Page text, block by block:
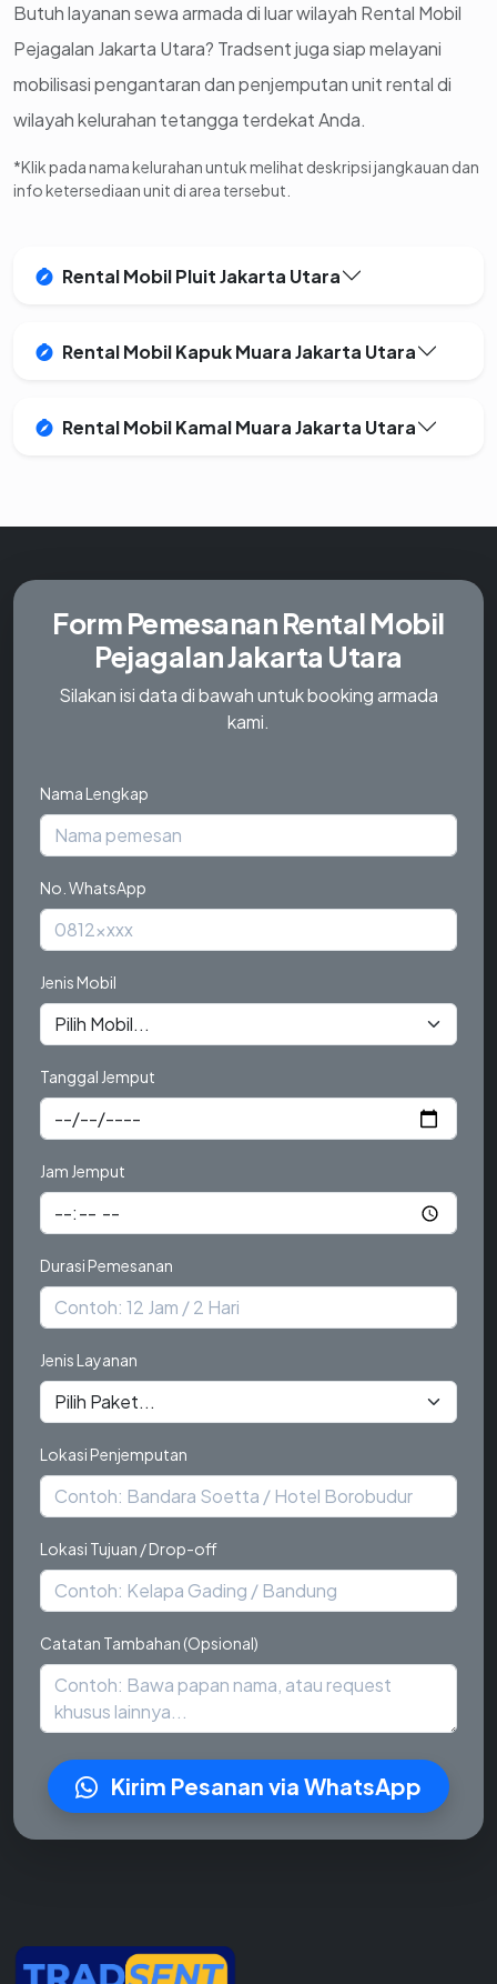
Butuh layanan sewa armada di luar wilayah Rental Mobil
Pejagalan Jakarta Utara? Tradsent juga siap melayani
mobilisasi pengantaran dan penjemputan unit rental di
wilayah kelurahan tetangga terdekat Anda.
*Klik pada nama kelurahan untuk melihat deskripsi jangkauan dan
info ketersediaan unit di area tersebut.
Rental Mobil Pluit Jakarta Utara
Rental Mobil Kapuk Muara Jakarta Utara
Rental Mobil Kamal Muara Jakarta Utara
Form PemesananRental Mobil
Pejagalan Jakarta Utara
Silakan isi data di bawah untuk booking armada
kami.
Nama Lengkap
No. WhatsApp
Jenis Mobil
Tanggal Jemput
Jam Jemput
Durasi Pemesanan
Jenis Layanan
Lokasi Penjemputan
Lokasi Tujuan / Drop-off
Catatan Tambahan (Opsional)
Kirim Pesanan via WhatsApp